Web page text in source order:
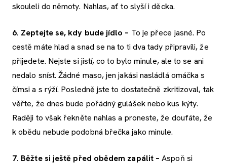
skouleli do němoty. Nahlas, ať to slyší i děcka.
6. Zeptejte se, kdy bude jídlo – To je přece jasné. Po
cestě máte hlad a snad se na to ti dva tady připravili, že
přijedete. Nejste si jistí, co to bylo minule, ale to se ani
nedalo sníst. Žádné maso, jen jakási nasládlá omáčka s
čímsi a s rýží. Posledně jste to dostatečně zkritizoval, tak
věřte, že dnes bude pořádný gulášek nebo kus kýty.
Raději to však řekněte nahlas a proneste, že doufáte, že
k obědu nebude podobná břečka jako minule.
7. Běžte si ještě před obědem zapálit – Aspoň si